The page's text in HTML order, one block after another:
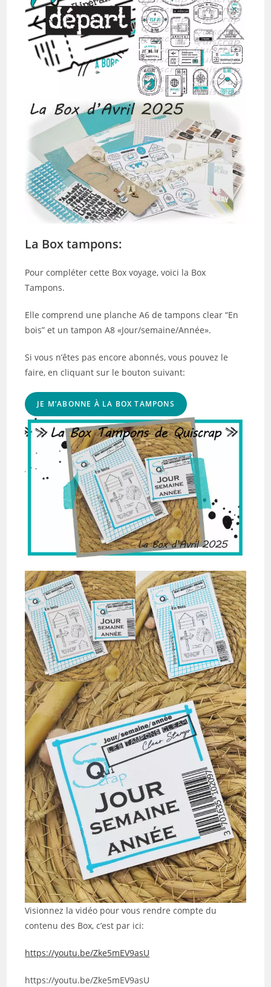
La Box tampons:
Pour compléter cette Box voyage, voici la Box
Tampons.
Elle comprend une planche A6 de tampons clear “En
bois” et un tampon A8 «Jour/semaine/Année».
Si vous n’êtes pas encore abonnés, vous pouvez le
faire, en cliquant sur le bouton suivant:
JE M’ABONNE À LA BOX TAMPONS
Visionnez la vidéo pour vous rendre compte du
contenu des Box, c’est par ici:
https://youtu.be/Zke5mEV9asU
https://youtu.be/Zke5mEV9asU